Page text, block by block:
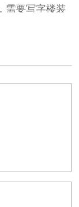
需要写字楼装